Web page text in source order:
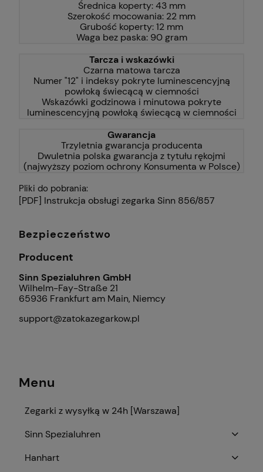
Średnica koperty: 43 mm
Szerokość mocowania: 22 mm
Grubość koperty: 12 mm
Waga bez paska: 90 gram
Tarcza i wskazówki
Czarna matowa tarcza
Numer "12" i indeksy pokryte luminescencyjną
powłoką świecącą w ciemności
Wskazówki godzinowa i minutowa pokryte
luminescencyjną powłoką świecącą w ciemności
Gwarancja
Trzyletnia gwarancja producenta
Dwuletnia polska gwarancja z tytułu rękojmi
(najwyższy poziom ochrony Konsumenta w Polsce)
Pliki do pobrania:
[PDF] Instrukcja obsługi zegarka Sinn 856/857
Bezpieczeństwo
Producent
Sinn Spezialuhren GmbH
Wilhelm-Fay-Straße 21
65936 Frankfurt am Main, Niemcy
support@zatokazegarkow.pl
Menu
Zegarki z wysyłką w 24h [Warszawa]
Sinn Spezialuhren
Hanhart